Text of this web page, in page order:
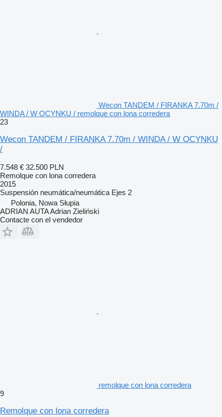
Wecon TANDEM / FIRANKA 7.70m /
WINDA / W OCYNKU / remolque con lona corredera
23
Wecon TANDEM / FIRANKA 7.70m / WINDA / W OCYNKU
/
7.548 € 32.500 PLN
Remolque con lona corredera
2015
Suspensión neumática/neumática Ejes 2
Polonia, Nowa Słupia
ADRIAN AUTA Adrian Zieliński
Contacte con el vendedor
remolque con lona corredera
9
Remolque con lona corredera